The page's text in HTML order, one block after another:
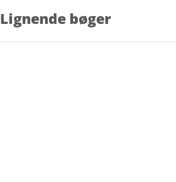
Lignende bøger